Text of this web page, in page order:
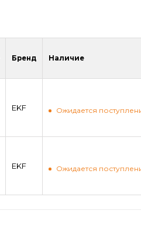
Бренд Наличие
EKF Ожидается
EKF Ожидается